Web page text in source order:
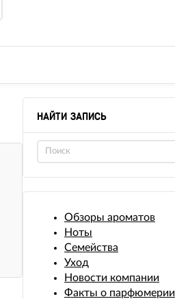
НАЙТИ ЗАПИСЬ
Обзоры ароматов
Ноты
Семейства
Уход
Новости компании
Факты о парфюмерии